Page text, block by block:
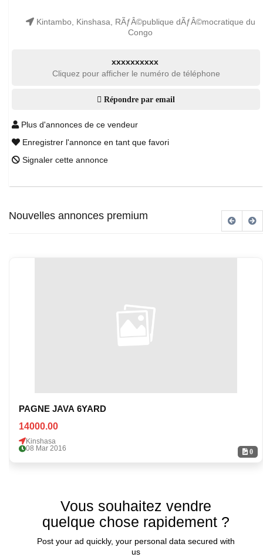
Kintambo, Kinshasa, RÃƒÂ©publique dÃƒÂ©mocratique du
Congo
xxxxxxxxxx
Cliquez pour afficher le numéro de téléphone
Répondre par email
Plus d'annonces de ce vendeur
Enregistrer l'annonce en tant que favori
Signaler cette annonce
Nouvelles annonces premium
0
PAGNE JAVA 6YARD
14000.00
Kinshasa
08 Mar 2016
Vous souhaitez vendre
quelque chose rapidement ?
Post your ad quickly, your personal data secured with
us